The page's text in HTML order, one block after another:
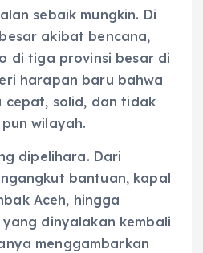
sebaik mungkin. Di
akibat bencana,
di tiga provinsi besar di
harapan baru bahwa
cepat, solid, dan tidak
wilayah.
dipelihara. Dari
bantuan, kapal
Aceh, hingga
dinyalakan kembali
menggambarkan